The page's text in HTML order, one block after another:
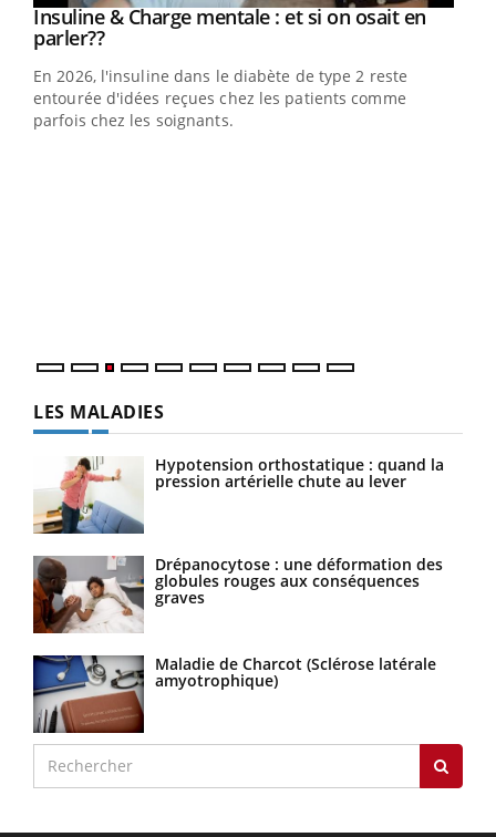
Youtube
Insuline & Charge mentale : et si on osait en
parler??Youtube
En 2026, l'insuline dans le diabète de type 2 reste
entourée d'idées reçues chez les patients comme
parfois chez les soignants.
LES MALADIES
Hypotension orthostatique : quand la
pression artérielle chute au lever
Drépanocytose : une déformation des
globules rouges aux conséquences
graves
Maladie de Charcot (Sclérose latérale
amyotrophique)